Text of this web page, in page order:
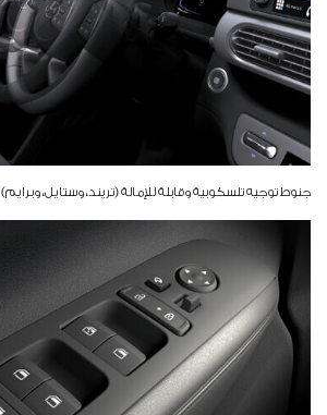
جنوط توجيه تلسكوبية وقابلة للإمالة (تريند، وستايل، وبرايم)